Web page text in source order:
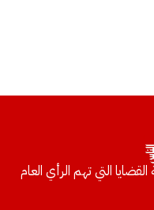
التي تهم الرأي العام